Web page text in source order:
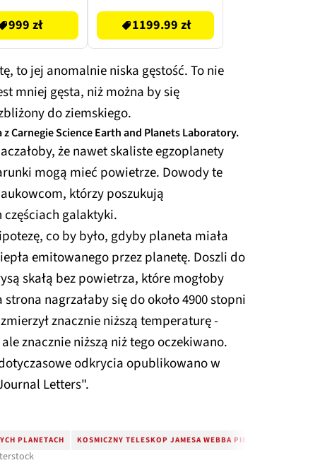
999 zł 1199.99 zł
to jej anomalnie niska gęstość. To nie
mniej gęsta, niż można by się
do ziemskiego.
Carnegie Science Earth and Planets Laboratory.
że nawet skaliste egzoplanety
mogą mieć powietrze. Dowody te
którzy poszukują
galaktyki.
co by było, gdyby planeta miała
emitowanego przez planetę. Doszli do
skałą bez powietrza, które mogłoby
nagrzałaby się do około 4900 stopni
znacznie niższą temperaturę -
znacznie niższą niż tego oczekiwano.
odkrycia opublikowano w
Letters".
PLANETACH KOSMICZNY TELESKOP JAMESA WEBBA PIERWSZE ZDJĘCIE